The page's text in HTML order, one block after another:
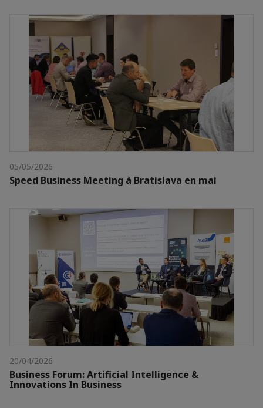
05/05/2026
Speed Business Meeting à Bratislava en mai
20/04/2026
Business Forum: Artificial Intelligence &
Innovations In Business